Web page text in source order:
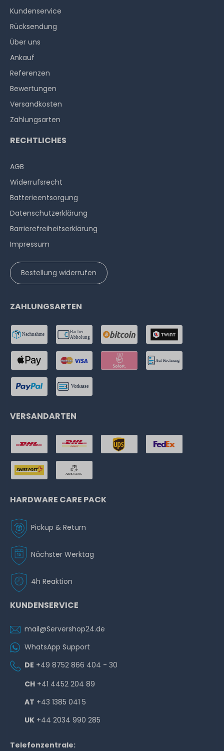
Kundenservice
Rücksendung
Über uns
Ankauf
Referenzen
Bewertungen
Versandkosten
Zahlungsarten
RECHTLICHES
AGB
Widerrufs­recht
Batterieentsorgung
Datenschutzerklärung
Barrierefreiheitserklärung
Impressum
Bestellung widerrufen
ZAHLUNGSARTEN
VERSANDARTEN
HARDWARE CARE PACK
Pickup & Return
Nächster Werktag
4h Reaktion
KUNDENSERVICE
mail@Servershop24.de
WhatsApp Support
DE +49 8752 866 404 - 30
CH +41 4452 204 89
AT +43 1385 041 5
UK +44 2034 990 285
Telefonzentrale: